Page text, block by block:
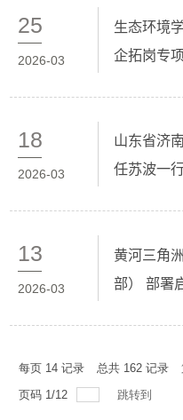
25
2026-03
生态环境
企拓岗专
18
2026-03
山东省济
任苏波一
13
2026-03
黄河三角
部） 部署
每页 14 记录 总共 162 记录
页码 1/12 跳转到